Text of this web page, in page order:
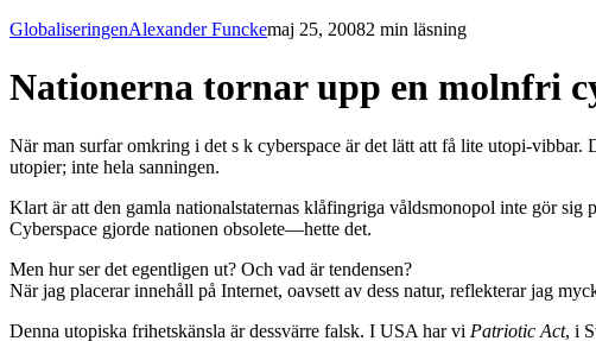
GlobaliseringenAlexander Funckemaj 25, 20082 min läsning
Nationerna tornar upp en molnfri
När man surfar omkring i det s k cyberspace är det lätt att få lite utopi-
utopier; inte hela sanningen.
Klart är att den gamla nationalstaternas klåfingriga våldsmonopol inte gör
Cyberspace gjorde nationen obsolete—hette det.
Men hur ser det egentligen ut? Och vad är tendensen?
När jag placerar innehåll på Internet, oavsett av dess natur, reflekterar jag
Denna utopiska frihetskänsla är dessvärre falsk. I USA har vi Patriotic Act, i